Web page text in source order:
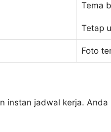
Tema
Tetap
Foto
instan jadwal kerja.